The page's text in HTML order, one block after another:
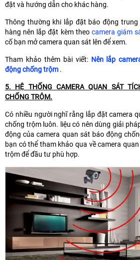
đặt và hướng dẫn cho khác hàng.
Thông thường khi lắp đặt báo động
hàng nên lắp đặt kèm theocamera giám
cố bạn mở camera quan sát lên để xem.
Tham khảo thêm bài viết: Nên lắp
động chống trộm .
5. HỆ THỐNG CAMERA QUAN SÁT
CHỐNG TRỘM.
Có nhiều người nghĩ rằng lắp đặt camera
chống trộm luôn. liệu có nên dùng giải
động của camera quan sát báo động
bạn có thể tham khảo qua về camera
trộm để đầu tư phù hợp.